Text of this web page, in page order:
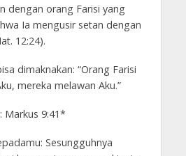
dengan orang Farisi yang
Ia mengusir setan dengan
12:24).
dimaknakan: “Orang Farisi
mereka melawan Aku.”
Markus 9:41*
Sesungguhnya